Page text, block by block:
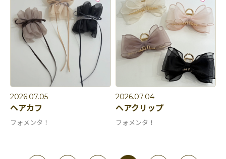
2026.07.05
ヘアカフ
フォメンタ！
2026.07.04
ヘアクリップ
フォメンタ！